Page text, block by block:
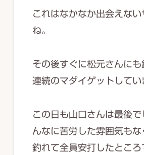
これはなかなか出会えない
ね。
その後すぐに松元さんにも
連続のマダイゲットしてい
この日も山口さんは最後で
んなに苦労した雰囲気も
釣れて全員安打したところ